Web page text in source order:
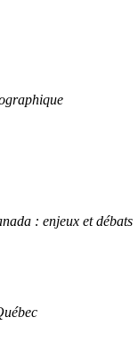
: enjeux et débats